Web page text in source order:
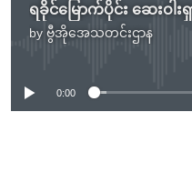
ရခိုင်မြောက်ပိုင်း ဆေးဝါး
by ဗွီအိုအေသတင်းဌာန
No media
0:00